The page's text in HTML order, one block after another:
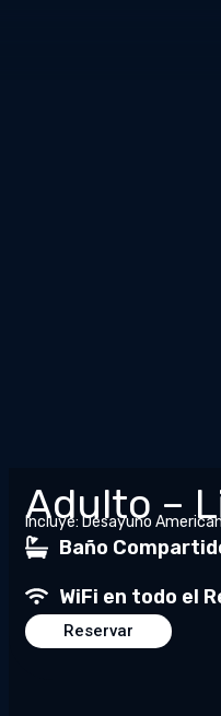
Adulto –
Incluye: Desayuno
Baño
WiFi en todo el
Reservar